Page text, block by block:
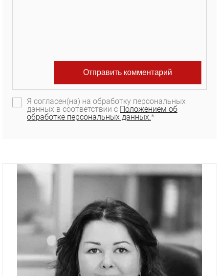
Я согласен(на) на обработку персональных
данных в соответствии с Положением об
обработке персональных данных.*